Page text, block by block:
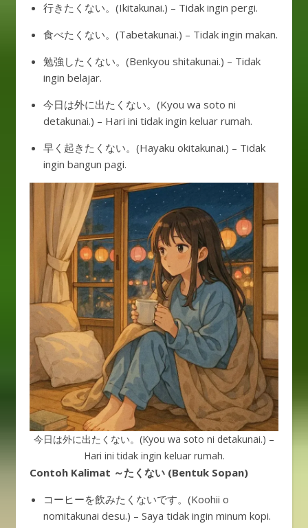
行きたくない。(Ikitakunai.) – Tidak ingin pergi.
食べたくない。(Tabetakunai.) – Tidak ingin makan.
勉強したくない。(Benkyou shitakunai.) – Tidak
ingin belajar.
今日は外に出たくない。(Kyou wa soto ni
detakunai.) – Hari ini tidak ingin keluar rumah.
早く起きたくない。(Hayaku okitakunai.) – Tidak
ingin bangun pagi.
今日は外に出たくない。(Kyou wa soto ni detakunai.) –
Hari ini tidak ingin keluar rumah.
Contoh Kalimat ～たくない (Bentuk Sopan)
コーヒーを飲みたくないです。(Koohii o
nomitakunai desu.) – Saya tidak ingin minum kopi.